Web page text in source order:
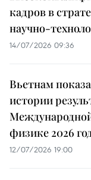
кадров в
научно-
14/07/2026 09:36
Вьетнам
истории
физике 2026
12/07/2026 19:00